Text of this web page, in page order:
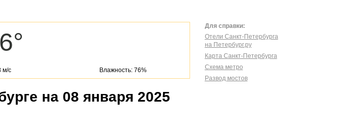
Для справки:
Отели Санкт-Петербурга
на Петербург.ру
Карта Санкт-Петербурга
Схема метро
Развод мостов
м/с Влажность: 76%
на 08 января 2025